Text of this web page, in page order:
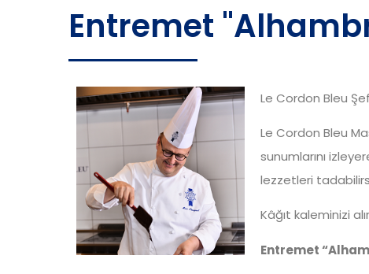
Entremet
Le Cordon Bleu
Le Cordon Bleu
sunumlarını
lezzetleri
Kâğıt kaleminizi
Entremet